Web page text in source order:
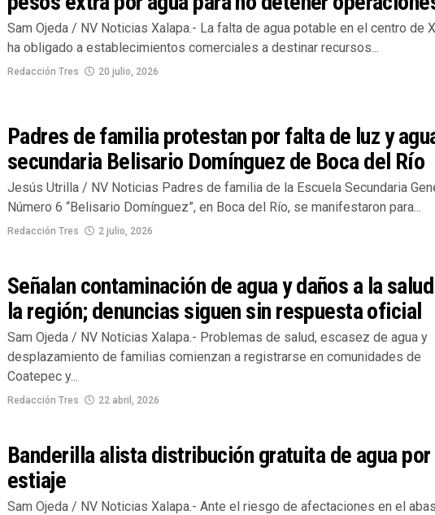
Sam Ojeda / NV Noticias Xalapa.- La falta de agua potable en el centro de
ha obligado a establecimientos comerciales a destinar recursos...
Redacción Tres 20 julio, 2026
Padres de familia protestan por falta de luz y
secundaria Belisario Domínguez de Boca del Río
Jesús Utrilla / NV Noticias Padres de familia de la Escuela Secundaria
Número 6 “Belisario Domínguez”, en Boca del Río, se manifestaron para...
Redacción Tres 2 julio, 2026
Señalan contaminación de agua y daños a la
la región; denuncias siguen sin respuesta oficial
Sam Ojeda / NV Noticias Xalapa.- Problemas de salud, escasez de agua y
desplazamiento de familias comienzan a registrarse en comunidades de
Coatepec y...
Redacción Tres 22 abril, 2026
Banderilla alista distribución gratuita de agua por
estiaje
Sam Ojeda / NV Noticias Xalapa.- Ante el riesgo de afectaciones en el